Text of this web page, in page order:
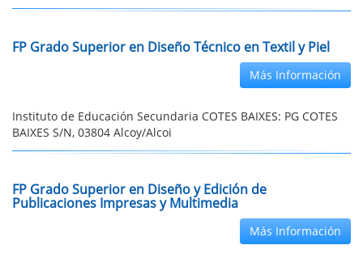
FP Grado Superior en Diseño Técnico en Textil y Piel
Más Información
Instituto de Educación Secundaria COTES BAIXES: PG COTES
BAIXES S/N, 03804 Alcoy/Alcoi
FP Grado Superior en Diseño y Edición de
Publicaciones Impresas y Multimedia
Más Información